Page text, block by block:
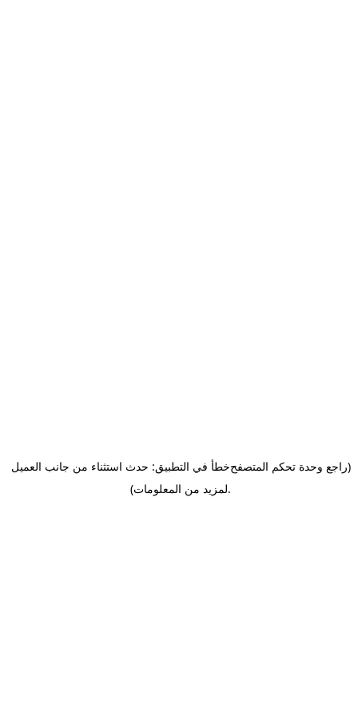
خطأ في التطبيق: حدث استثناء من جانب العميل(راجع وحدة تحكم المتصفح
لمزيد من المعلومات).